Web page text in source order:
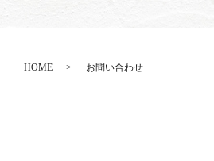
HOME お問い合わせ